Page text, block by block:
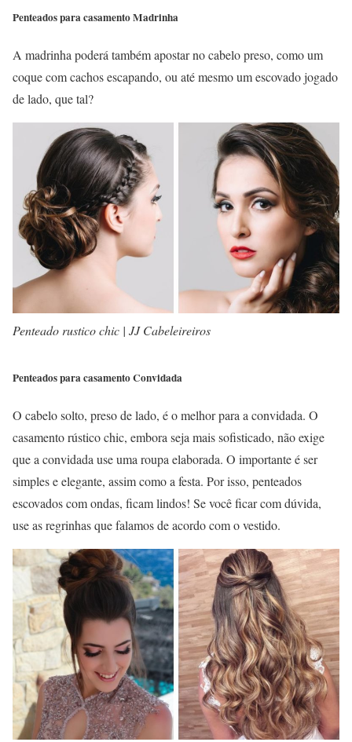
Penteados para casamento Madrinha
A madrinha poderá também apostar no cabelo preso, como um
coque com cachos escapando, ou até mesmo um escovado jogado
de lado, que tal?
Penteado rustico chic | JJ Cabeleireiros
Penteados para casamento Convidada
O cabelo solto, preso de lado, é o melhor para a convidada. O
casamento rústico chic, embora seja mais sofisticado, não exige
que a convidada use uma roupa elaborada. O importante é ser
simples e elegante, assim como a festa. Por isso, penteados
escovados com ondas, ficam lindos! Se você ficar com dúvida,
use as regrinhas que falamos de acordo com o vestido.